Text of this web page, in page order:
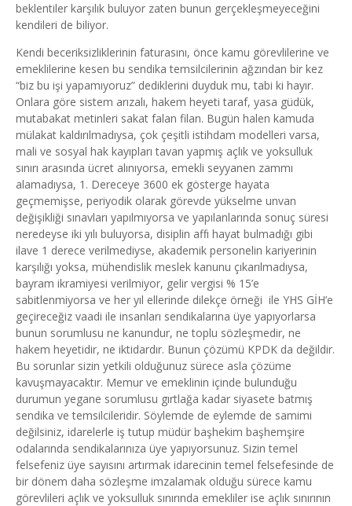
beklentiler karşılık buluyor zaten bunun gerçekleşmeyeceğini
kendileri de biliyor.
Kendi beceriksizliklerinin faturasını, önce kamu görevlilerine ve
emeklilerine kesen bu sendika temsilcilerinin ağzından bir kez
“biz bu işi yapamıyoruz” dediklerini duyduk mu, tabi ki hayır.
Onlara göre sistem arızalı, hakem heyeti taraf, yasa güdük,
mutabakat metinleri sakat falan filan. Bugün halen kamuda
mülakat kaldırılmadıysa, çok çeşitli istihdam modelleri varsa,
mali ve sosyal hak kayıpları tavan yapmış açlık ve yoksulluk
sınırı arasında ücret alınıyorsa, emekli seyyanen zammı
alamadıysa, 1. Dereceye 3600 ek gösterge hayata
geçmemişse, periyodik olarak görevde yükselme unvan
değişikliği sınavları yapılmıyorsa ve yapılanlarında sonuç süresi
neredeyse iki yılı buluyorsa, disiplin affı hayat bulmadığı gibi
ilave 1 derece verilmediyse, akademik personelin kariyerinin
karşılığı yoksa, mühendislik meslek kanunu çıkarılmadıysa,
bayram ikramiyesi verilmiyor, gelir vergisi % 15’e
sabitlenmiyorsa ve her yıl ellerinde dilekçe örneği ile YHS GİH’e
geçireceğiz vaadi ile insanları sendikalarına üye yapıyorlarsa
bunun sorumlusu ne kanundur, ne toplu sözleşmedir, ne
hakem heyetidir, ne iktidardır. Bunun çözümü KPDK da değildir.
Bu sorunlar sizin yetkili olduğunuz sürece asla çözüme
kavuşmayacaktır. Memur ve emeklinin içinde bulunduğu
durumun yegane sorumlusu gırtlağa kadar siyasete batmış
sendika ve temsilcileridir. Söylemde de eylemde de samimi
değilsiniz, idarelerle iş tutup müdür başhekim başhemşire
odalarında sendikalarınıza üye yapıyorsunuz. Sizin temel
felsefeniz üye sayısını artırmak idarecinin temel felsefesinde de
bir dönem daha sözleşme imzalamak olduğu sürece kamu
görevlileri açlık ve yoksulluk sınırında emekliler ise açlık sınırının